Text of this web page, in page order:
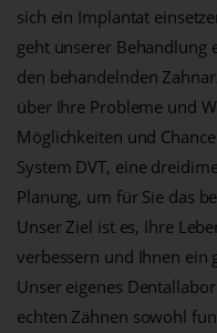
sich ein Implantat
geht unserer Behandlung
den behandelnden
über Ihre Probleme und
Möglichkeiten und
System DVT, eine
Planung, um für Sie das
Unser Ziel ist es, Ihre
verbessern und Ihnen ein
Unser eigenes
echten Zähnen sowohl